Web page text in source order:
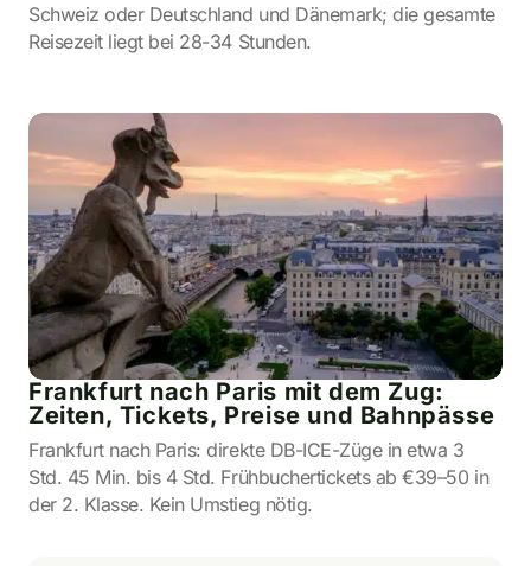
Schweiz oder Deutschland und Dänemark; die gesamte
Reisezeit liegt bei 28-34 Stunden.
Frankfurt nach Paris mit dem Zug:
Zeiten, Tickets, Preise und Bahnpässe
Frankfurt nach Paris: direkte DB-ICE-Züge in etwa 3
Std. 45 Min. bis 4 Std. Frühbuchertickets ab €39–50 in
der 2. Klasse. Kein Umstieg nötig.